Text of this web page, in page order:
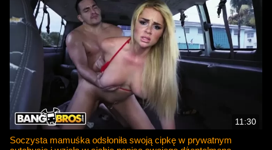
11:30
Soczysta mamuśka odsłoniła swoją cipkę w prywatnym